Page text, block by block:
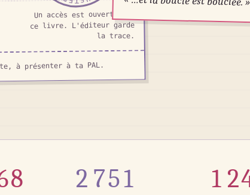
Un accès est ouvert pour
ce livre. L'éditeur garde
la trace.
à présenter à ta PAL.
2 751 1